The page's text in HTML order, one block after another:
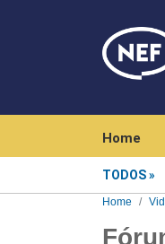
Home
TODOS
Home